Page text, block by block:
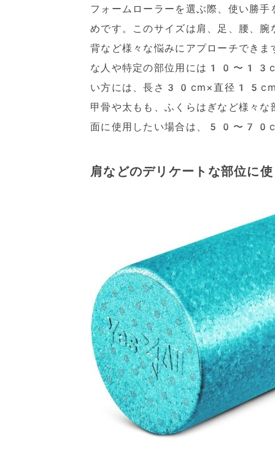
フォームローラーを選ぶ際、使い勝
めです。このサイズは肩、足、腰、
背など様々な悩みにアプローチで
な人や特定の部位用には10〜13cm
い方には、長さ30cm×直径15cm程
甲骨や太もも、ふくらはぎなど様々
面に使用したい場合は、50〜
肩などのデリケートな部位に